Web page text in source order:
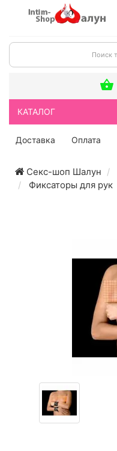
КАТАЛОГ
Доставка Оплата
Секс-шоп Шалун
Фиксаторы для рук